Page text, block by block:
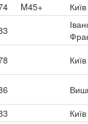
M45+
Київ
Київ
Київ